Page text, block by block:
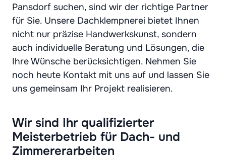
Pansdorf suchen, sind wir der richtige Partner
für Sie. Unsere Dachklempnerei bietet Ihnen
nicht nur präzise Handwerkskunst, sondern
auch individuelle Beratung und Lösungen, die
Ihre Wünsche berücksichtigen. Nehmen Sie
noch heute Kontakt mit uns auf und lassen Sie
uns gemeinsam Ihr Projekt realisieren.
Wir sind Ihr qualifizierter
Meisterbetrieb für Dach- und
Zimmererarbeiten